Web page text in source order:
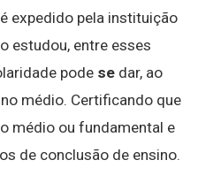
expedido pela instituição
estudou, entre esses
pode se dar, ao
médio. Certificando que
médio ou fundamental e
de conclusão de ensino.